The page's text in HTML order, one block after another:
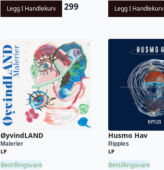
Legg I Handlekurv 299 Legg I Handlekurv
ØyvindLAND
Malerier
LP
Bestillingsvare
Husmo Hav
Ripples
LP
Bestillingsvare